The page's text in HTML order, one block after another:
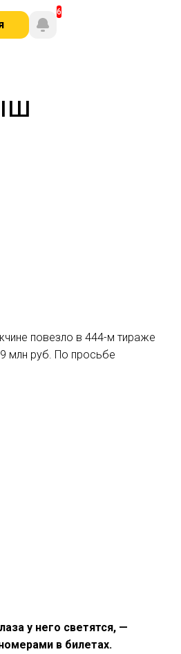
повезло в 444-м тираже
млн руб. По просьбе
у него светятся, —
в билетах.